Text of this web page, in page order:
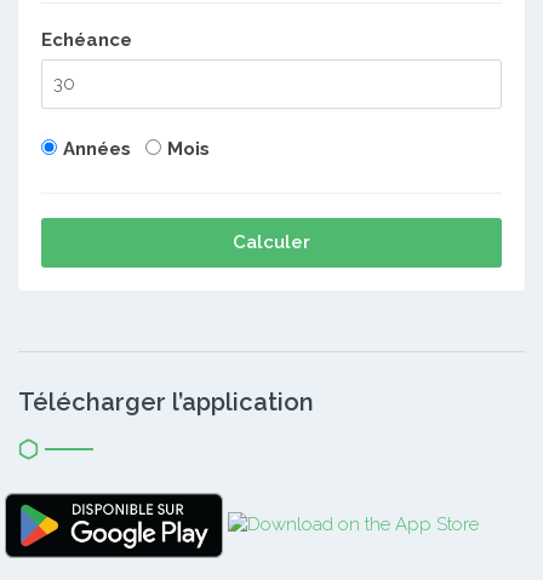
Echéance
Années Mois
Calculer
Télécharger l’application